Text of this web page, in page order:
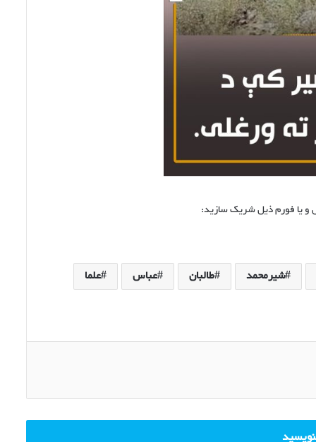
و یا فورم ذیل شریک سازید:
شیرمحمد طالبان عباس علما